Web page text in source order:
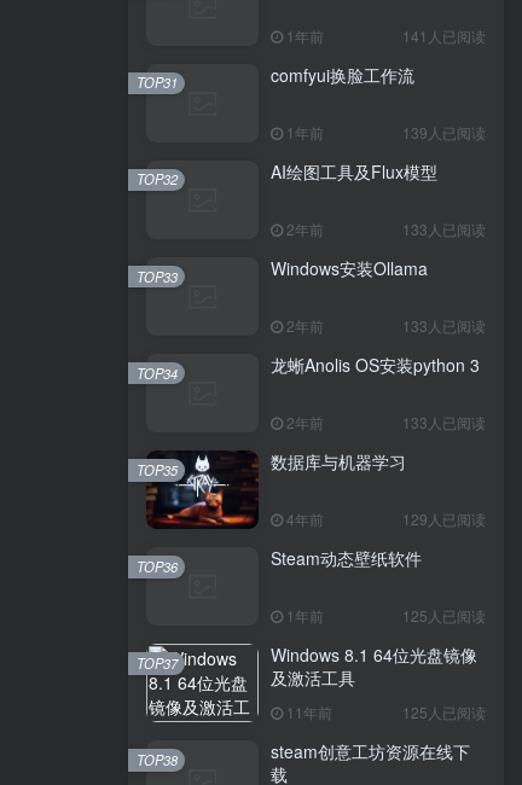
1年前 141人已阅读
comfyui换脸工作流
1年前 139人已阅读
TOP31
AI绘图工具及Flux模型
2年前 133人已阅读
TOP32
Windows安装Ollama
2年前 133人已阅读
TOP33
龙蜥Anolis OS安装python 3
2年前 133人已阅读
TOP34
数据库与机器学习
4年前 129人已阅读
TOP35
Steam动态壁纸软件
1年前 125人已阅读
TOP36
Windows 8.1 64位光盘镜像
及激活工具
11年前 125人已阅读
TOP37
steam创意工坊资源在线下
载
TOP38